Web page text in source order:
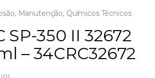
, Manutenção, Químicos Técnicos
SP-350 II 32672
– 34CRC32672
(0)